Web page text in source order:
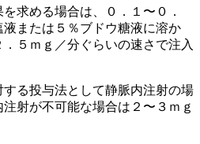
求める場合は、０．１〜０．
液または５％ブドウ糖液に溶か
５ｍｇ／分ぐらいの速さで注入
る投与法として静脈内注射の場
射が不可能な場合は２〜３ｍｇ